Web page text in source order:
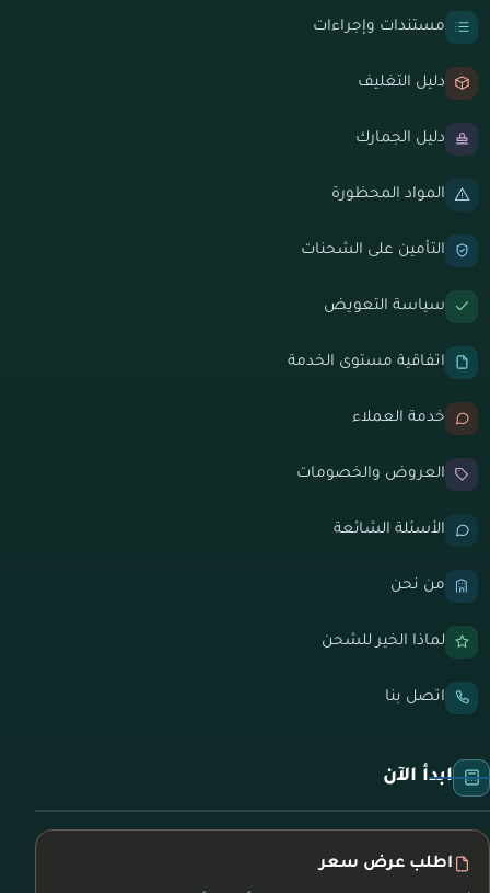
مستندات وإجراءات
دليل التغليف
دليل الجمارك
المواد المحظورة
التأمين على الشحنات
سياسة التعويض
اتفاقية مستوى الخدمة
خدمة العملاء
العروض والخصومات
الأسئلة الشائعة
من نحن
لماذا الخير للشحن
اتصل بنا
ابدأ الآن
اطلب عرض سعر